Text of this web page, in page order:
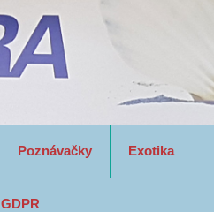
Poznávačky Exotika
GDPR